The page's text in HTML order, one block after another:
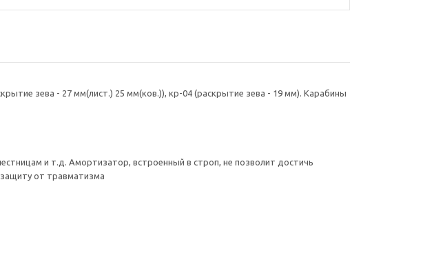
зева - 27 мм(лист.) 25 мм(ков.)), кр-04 (раскрытие зева - 19 мм). Карабины
и т.д. Амортизатор, встроенный в строп, не позволит достичь
дополнительную защиту от травматизма